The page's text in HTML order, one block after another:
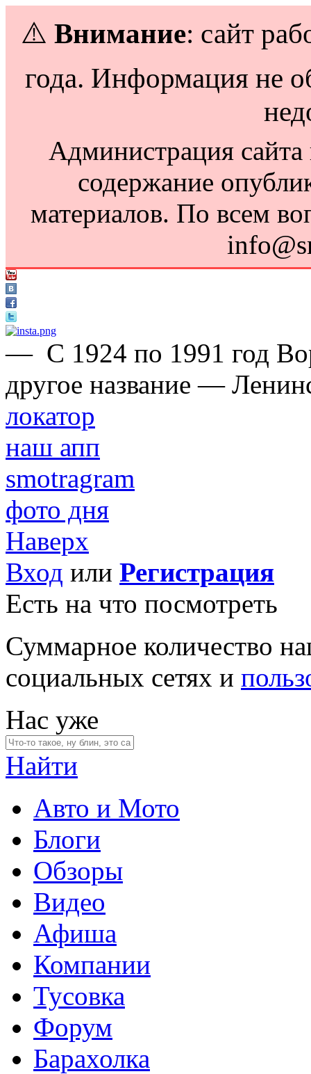
⚠️ Внимание: сайт
года. Информация не
Администрация сайта
содержание
материалов. По всем
— С 1924 по 1991 год
другое название —
локатор
наш апп
smotragram
фото дня
Наверх
Вход или Регистрация
Есть на что посмотреть
Суммарное количество
социальных сетях и
Нас уже
Найти
Авто и Мото
Блоги
Обзоры
Видео
Афиша
Компании
Тусовка
Форум
Барахолка